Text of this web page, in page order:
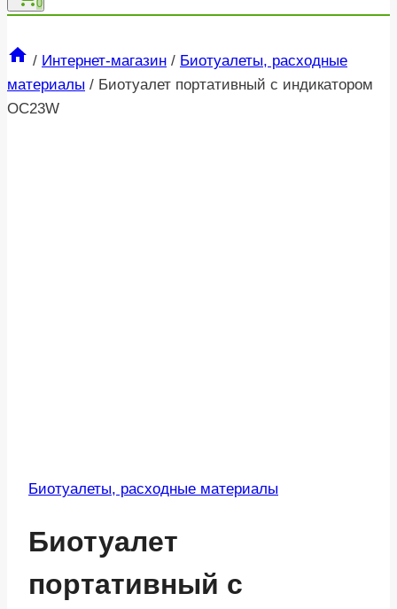
0
/ Интернет-магазин / Биотуалеты, расходные
материалы / Биотуалет портативный с индикатором
OC23W
Биотуалеты, расходные материалы
Биотуалет
портативный с